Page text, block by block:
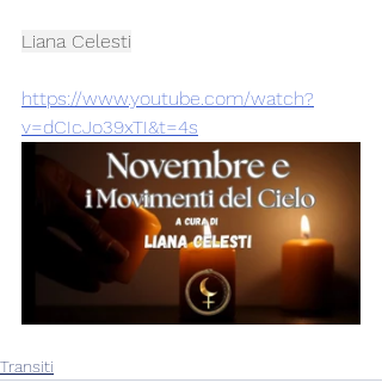
Liana Celesti
https://www.youtube.com/watch?
v=dCIcJo39xTI&t=4s
Transiti